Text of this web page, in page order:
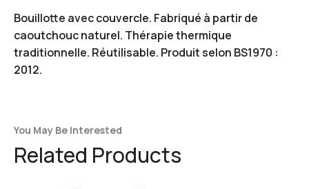
Bouillotte avec couvercle. Fabriqué à partir de
caoutchouc naturel. Thérapie thermique
traditionnelle. Réutilisable. Produit selon BS1970 :
2012.
You May Be Interested
Related Products